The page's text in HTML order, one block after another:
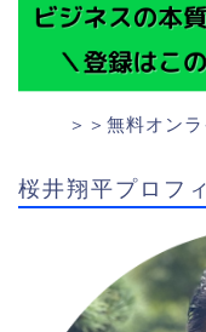
＞＞無料オン
桜井翔平プロフ